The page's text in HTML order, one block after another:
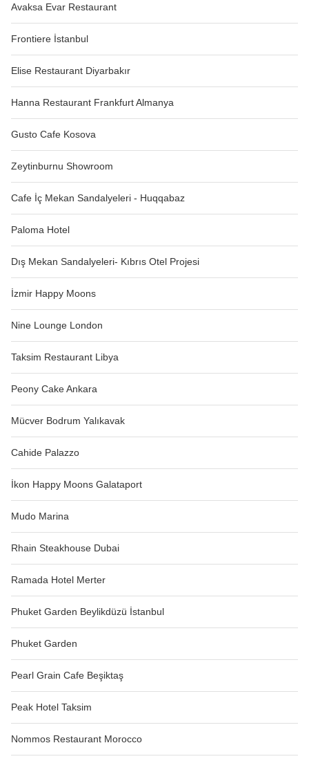
Avaksa Evar Restaurant
Frontiere İstanbul
Elise Restaurant Diyarbakır
Hanna Restaurant Frankfurt Almanya
Gusto Cafe Kosova
Zeytinburnu Showroom
Cafe İç Mekan Sandalyeleri - Huqqabaz
Paloma Hotel
Dış Mekan Sandalyeleri- Kıbrıs Otel Projesi
İzmir Happy Moons
Nine Lounge London
Taksim Restaurant Libya
Peony Cake Ankara
Mücver Bodrum Yalıkavak
Cahide Palazzo
İkon Happy Moons Galataport
Mudo Marina
Rhain Steakhouse Dubai
Ramada Hotel Merter
Phuket Garden Beylikdüzü İstanbul
Phuket Garden
Pearl Grain Cafe Beşiktaş
Peak Hotel Taksim
Nommos Restaurant Morocco